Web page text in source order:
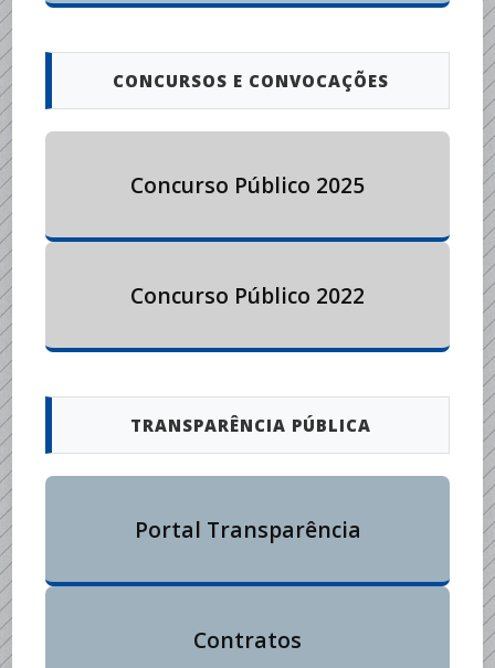
CONCURSOS E CONVOCAÇÕES
Concurso Público 2025
Concurso Público 2022
TRANSPARÊNCIA PÚBLICA
Portal Transparência
Contratos